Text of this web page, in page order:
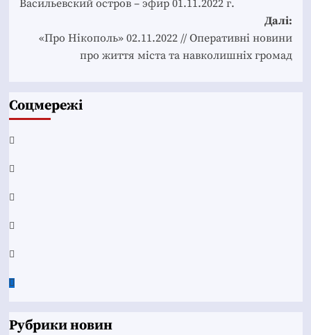
navigation
Васильевский остров – эфир 01.11.2022 г.
Далі:
«Про Нікополь» 02.11.2022 // Оперативні новини
про життя міста та навколишніх громад
Соцмережі
Facebook
YouTube
Telegram
Instagram
Twitter
Рубрики новин